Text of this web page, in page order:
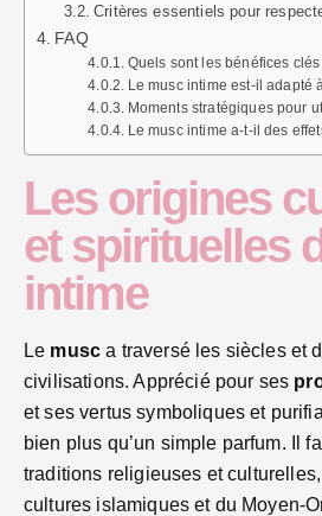
Critères essentiels pour
FAQ
Quels sont les bénéfices
Le musc intime est-il adapté
Moments stratégiques pour
Le musc intime a-t-il des
Les origines
et spirituelles
intime
Le musc a traversé les siècles et
civilisations. Apprécié pour ses
et ses vertus symboliques et
bien plus qu’un simple parfum. Il
traditions religieuses et
cultures islamiques et du Moyen-